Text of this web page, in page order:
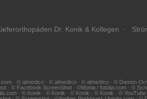
Dr. Konik & Kollegen ·
· © almedico · © almedico · © almedico · © Damon
· © Facebook ScreenShot · ©Monia / fotolia.com · ©
· © Konik · © Konik · © Konik · © Konik · ©